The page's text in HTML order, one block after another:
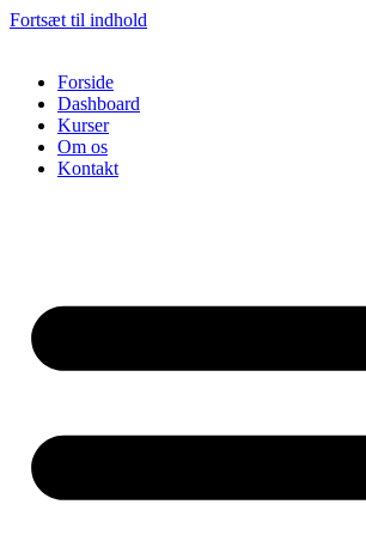
Fortsæt til indhold
Forside
Dashboard
Kurser
Om os
Kontakt